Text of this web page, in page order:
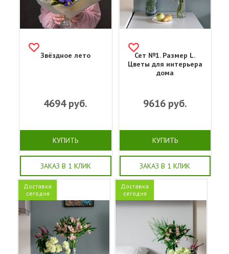
Звёздное лето
4694руб.
КУПИТЬ
ЗАКАЗ В 1 КЛИК
Сет №1. Размер L.
Цветы для интерьера
дома
9616руб.
КУПИТЬ
ЗАКАЗ В 1 КЛИК
Доставка
сегодня
Доставка
сегодня